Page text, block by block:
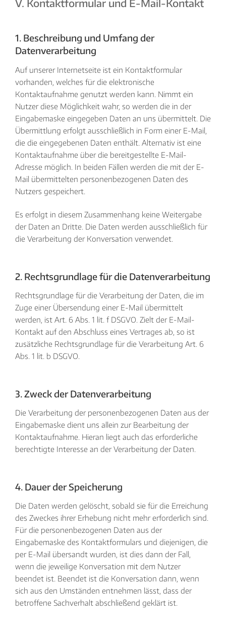
V. Kontaktformular und E-Mail-Kontakt
1. Beschreibung und Umfang der
Datenverarbeitung
Auf unserer Internetseite ist ein Kontaktformular
vorhanden, welches für die elektronische
Kontaktaufnahme genutzt werden kann. Nimmt ein
Nutzer diese Möglichkeit wahr, so werden die in der
Eingabemaske eingegeben Daten an uns übermittelt. Die
Übermittlung erfolgt ausschließlich in Form einer E-Mail,
die die eingegebenen Daten enthält. Alternativ ist eine
Kontaktaufnahme über die bereitgestellte E-Mail-
Adresse möglich. In beiden Fällen werden die mit der E-
Mail übermittelten personenbezogenen Daten des
Nutzers gespeichert.
Es erfolgt in diesem Zusammenhang keine Weitergabe
der Daten an Dritte. Die Daten werden ausschließlich für
die Verarbeitung der Konversation verwendet.
2. Rechtsgrundlage für die Datenverarbeitung
Rechtsgrundlage für die Verarbeitung der Daten, die im
Zuge einer Übersendung einer E-Mail übermittelt
werden, ist Art. 6 Abs. 1 lit. f DSGVO. Zielt der E-Mail-
Kontakt auf den Abschluss eines Vertrages ab, so ist
zusätzliche Rechtsgrundlage für die Verarbeitung Art. 6
Abs. 1 lit. b DSGVO.
3. Zweck der Datenverarbeitung
Die Verarbeitung der personenbezogenen Daten aus der
Eingabemaske dient uns allein zur Bearbeitung der
Kontaktaufnahme. Hieran liegt auch das erforderliche
berechtigte Interesse an der Verarbeitung der Daten.
4. Dauer der Speicherung
Die Daten werden gelöscht, sobald sie für die Erreichung
des Zweckes ihrer Erhebung nicht mehr erforderlich sind.
Für die personenbezogenen Daten aus der
Eingabemaske des Kontaktformulars und diejenigen, die
per E-Mail übersandt wurden, ist dies dann der Fall,
wenn die jeweilige Konversation mit dem Nutzer
beendet ist. Beendet ist die Konversation dann, wenn
sich aus den Umständen entnehmen lässt, dass der
betroffene Sachverhalt abschließend geklärt ist.